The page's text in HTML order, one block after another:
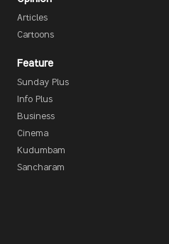
Articles
Cartoons
Feature
Sunday Plus
Info Plus
Business
Cinema
Kudumbam
Sancharam